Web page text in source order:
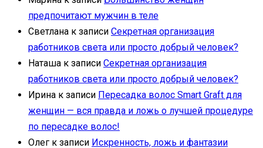
предпочитают мужчин в теле
Светлана к записи Секретная организация
работников света или просто добрый человек?
Наташа к записи Секретная организация
работников света или просто добрый человек?
Ирина к записи Пересадка волос Smart Graft для
женщин — вся правда и ложь о лучшей процедуре
по пересадке волос!
Олег к записи Искренность, ложь и фантазии